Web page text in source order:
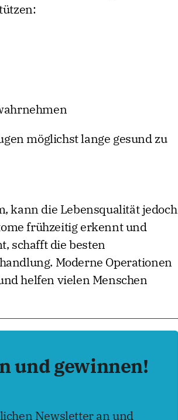
möglichst lange gesund zu
kann die Lebensqualität jedoch
frühzeitig erkennt und
schafft die besten
Moderne Operationen
helfen vielen Menschen
und gewinnen!
Newsletter an und